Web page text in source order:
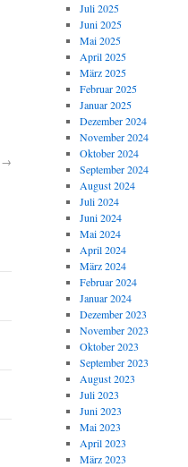
→
Juli 2025
Juni 2025
Mai 2025
April 2025
März 2025
Februar 2025
Januar 2025
Dezember 2024
November 2024
Oktober 2024
September 2024
August 2024
Juli 2024
Juni 2024
Mai 2024
April 2024
März 2024
Februar 2024
Januar 2024
Dezember 2023
November 2023
Oktober 2023
September 2023
August 2023
Juli 2023
Juni 2023
Mai 2023
April 2023
März 2023